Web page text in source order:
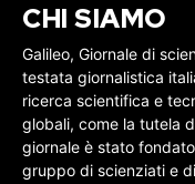
CHI SIAMO
Galileo, Giornale di
testata giornalistica
ricerca scientifica e
globali, come la tutela
giornale è stato
gruppo di scienziati e